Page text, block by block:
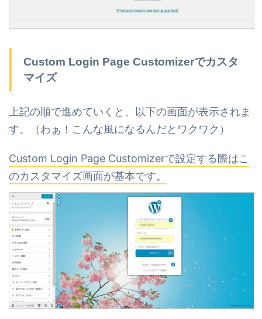
Custom Login Page Customizerでカスタ
マイズ
上記の順で進めていくと、以下の画面が表示されま
す。（わぁ！こんな風になるんだとワクワク）
Custom Login Page Customizerで設定する際はこ
のカスタマイズ画面が基本です。